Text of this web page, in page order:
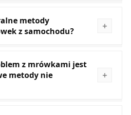
metody
z samochodu?
z mrówkami jest
metody nie